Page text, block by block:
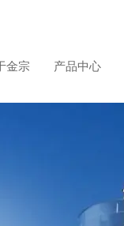
金宗 产品中心